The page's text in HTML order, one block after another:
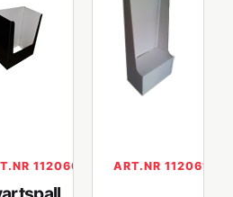
112060 ART.NR 112061